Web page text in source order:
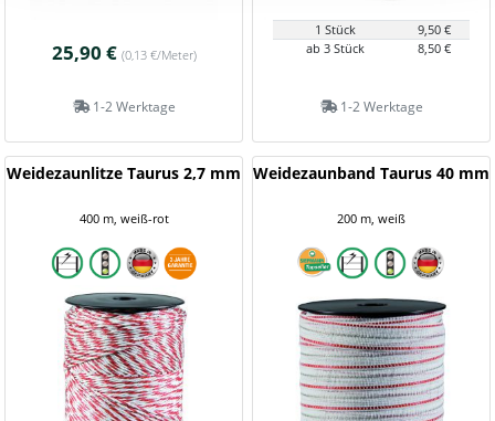
25,90 € (0,13 €/Meter)
1-2 Werktage
1 Stück
9,50 €
ab 3 Stück
8,50 €
1-2 Werktage
Weidezaunlitze Taurus 2,7 mm
400 m, weiß-rot
Weidezaunband Taurus 40 mm
200 m, weiß